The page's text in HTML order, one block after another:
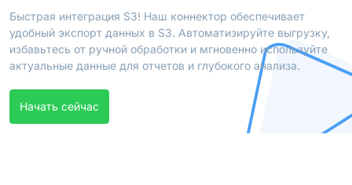
Быстрая интеграция S3! Наш коннектор обеспечивает
удобный экспорт данных в S3. Автоматизируйте выгрузку,
избавьтесь от ручной обработки и мгновенно используйте
актуальные данные для отчетов и глубокого анализа.
Начать сейчас